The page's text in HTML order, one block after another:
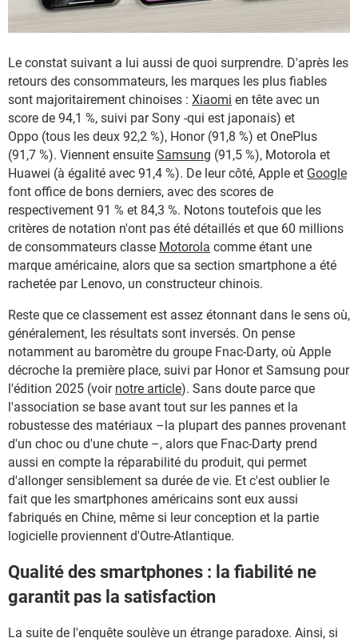
Le constat suivant a lui aussi de quoi surprendre. D'après les
retours des consommateurs, les marques les plus fiables
sont majoritairement chinoises : Xiaomi en tête avec un
score de 94,1 %, suivi par Sony -qui est japonais) et
Oppo (tous les deux 92,2 %), Honor (91,8 %) et OnePlus
(91,7 %). Viennent ensuite Samsung (91,5 %), Motorola et
Huawei (à égalité avec 91,4 %). De leur côté, Apple et Google
font office de bons derniers, avec des scores de
respectivement 91 % et 84,3 %. Notons toutefois que les
critères de notation n'ont pas été détaillés et que 60 millions
de consommateurs classe Motorola comme étant une
marque américaine, alors que sa section smartphone a été
rachetée par Lenovo, un constructeur chinois.
Reste que ce classement est assez étonnant dans le sens où,
généralement, les résultats sont inversés. On pense
notamment au baromètre du groupe Fnac-Darty, où Apple
décroche la première place, suivi par Honor et Samsung pour
l'édition 2025 (voir notre article). Sans doute parce que
l'association se base avant tout sur les pannes et la
robustesse des matériaux –la plupart des pannes provenant
d'un choc ou d'une chute –, alors que Fnac-Darty prend
aussi en compte la réparabilité du produit, qui permet
d'allonger sensiblement sa durée de vie. Et c'est oublier le
fait que les smartphones américains sont eux aussi
fabriqués en Chine, même si leur conception et la partie
logicielle proviennent d'Outre-Atlantique.
Qualité des smartphones : la fiabilité ne
garantit pas la satisfaction
La suite de l'enquête soulève un étrange paradoxe. Ainsi, si